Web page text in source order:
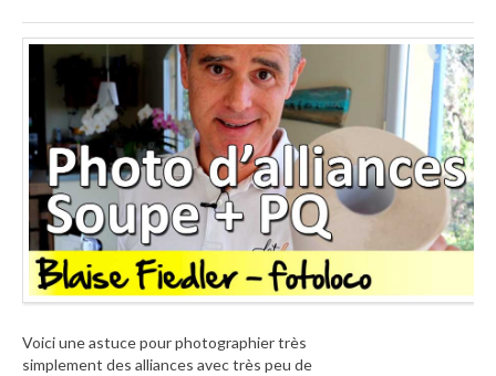
Voici une astuce pour photographier très
simplement des alliances avec très peu de